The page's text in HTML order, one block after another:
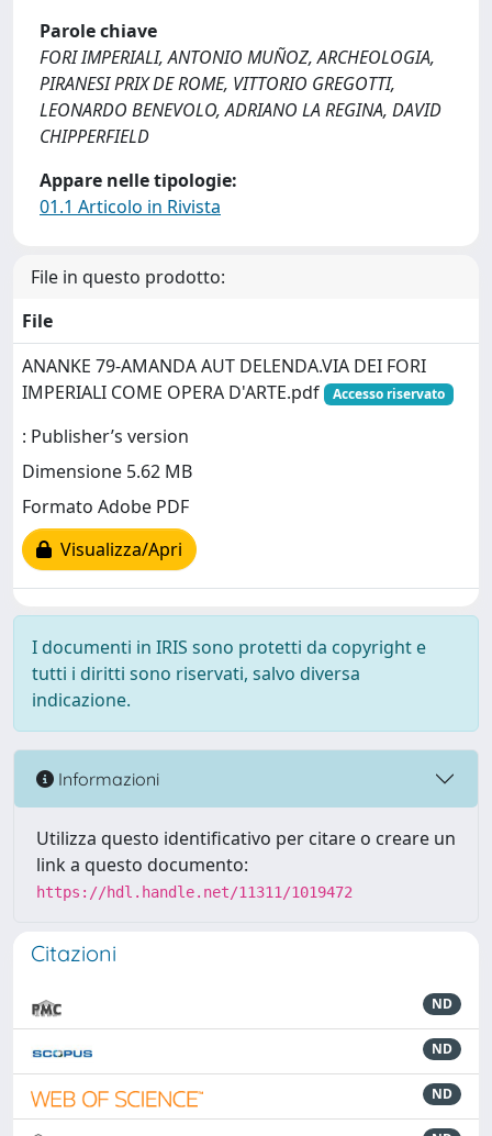
Parole chiave
FORI IMPERIALI, ANTONIO MUÑOZ, ARCHEOLOGIA,
PIRANESI PRIX DE ROME, VITTORIO GREGOTTI,
LEONARDO BENEVOLO, ADRIANO LA REGINA, DAVID
CHIPPERFIELD
Appare nelle tipologie:
01.1 Articolo in Rivista
File in questo prodotto:
File
ANANKE 79-AMANDA AUT DELENDA.VIA DEI FORI
IMPERIALI COME OPERA D'ARTE.pdf
Accesso riservato
: Publisher’s version
Dimensione 5.62 MB
Formato Adobe PDF
Visualizza/Apri
I documenti in IRIS sono protetti da copyright e
tutti i diritti sono riservati, salvo diversa
indicazione.
Informazioni
Utilizza questo identificativo per citare o creare un
link a questo documento:
https://hdl.handle.net/11311/1019472
Citazioni
ND
ND
ND